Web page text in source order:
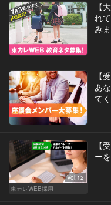
【
れ
み
【
あ
て
Vol.12
東カレWEB採用
【
ー